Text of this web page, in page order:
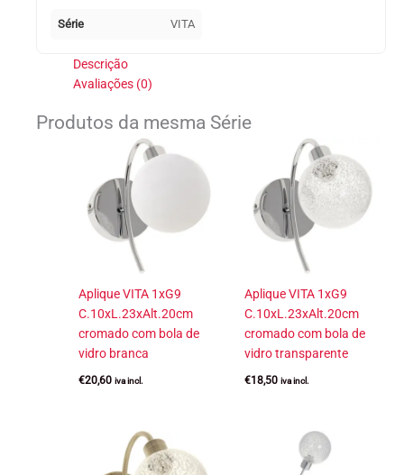
Série VITA
Descrição
Avaliações (0)
Produtos da mesma Série
Aplique VITA 1xG9
C.10xL.23xAlt.20cm
cromado com bola de
vidro branca
€20,60 iva incl.
Aplique VITA 1xG9
C.10xL.23xAlt.20cm
cromado com bola de
vidro transparente
€18,50 iva incl.